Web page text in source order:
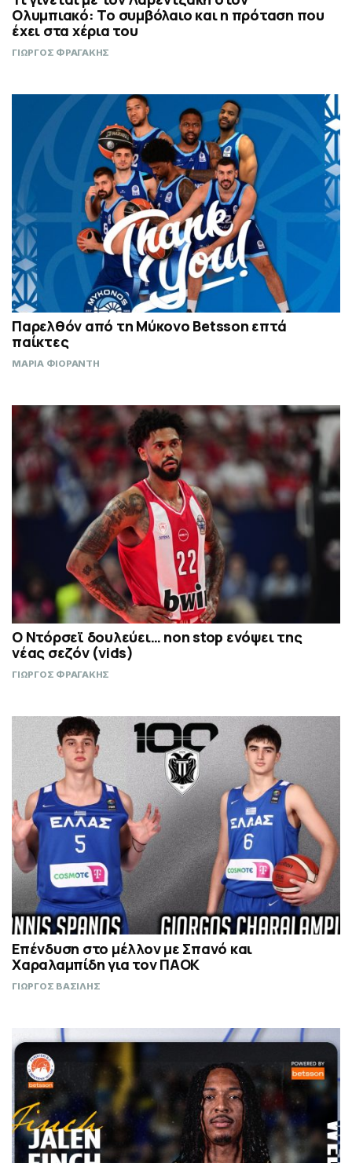
Ολυμπιακό: Το συμβόλαιο και η πρόταση που
έχει στα χέρια του
ΓΙΩΡΓΟΣ ΦΡΑΓΑΚΗΣ
Παρελθόν από τη Μύκονο Betsson επτά
παίκτες
ΜΑΡΙΑ ΦΙΟΡΑΝΤΗ
Ο Ντόρσεϊ δουλεύει… non stop ενόψει της
νέας σεζόν (vids)
ΓΙΩΡΓΟΣ ΦΡΑΓΑΚΗΣ
Επένδυση στο μέλλον με Σπανό και
Χαραλαμπίδη για τον ΠΑΟΚ
ΓΙΩΡΓΟΣ ΒΑΣΙΛΗΣ